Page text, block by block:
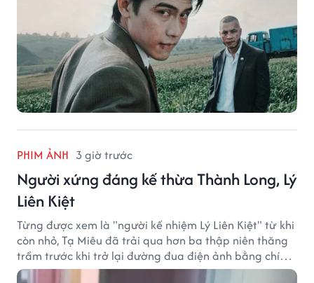
PHIM ẢNH 3 giờ trước
Người xứng đáng kế thừa Thành Long, Lý
Liên Kiệt
Từng được xem là "người kế nhiệm Lý Liên Kiệt" từ khi
còn nhỏ, Tạ Miêu đã trải qua hơn ba thập niên thăng
trầm trước khi trở lại đường đua điện ảnh bằng chính
sở trường võ thuật.